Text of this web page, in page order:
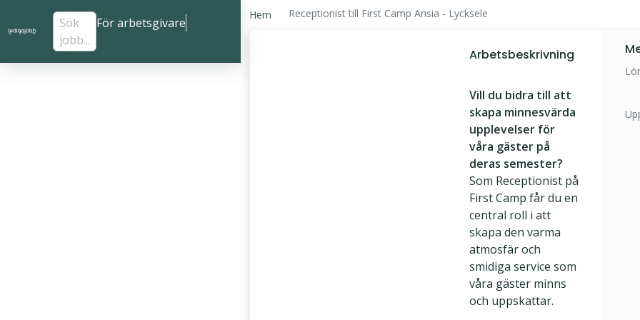
Sök
jobb...
För arbetsgivare
Hem Receptionist till First Camp Ansia - Lycksele
Arbetsbeskrivning
Vill du bidra till att
skapa minnesvärda
upplevelser för
våra gäster på
deras semester?
Som Receptionist på
First Camp får du en
central roll i att
skapa den varma
atmosfär och
smidiga service som
våra gäster minns
och uppskattar.